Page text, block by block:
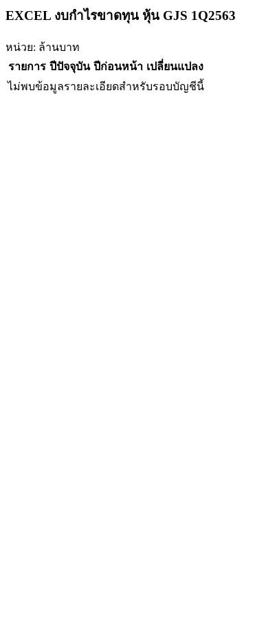
EXCEL งบกำไรขาดทุน หุ้น GJS 1Q2563
หน่วย: ล้านบาท
รายการ ปีปัจจุบัน ปีก่อนหน้า เปลี่ยนแปลง
ไม่พบข้อมูลรายละเอียดสำหรับรอบบัญชีนี้